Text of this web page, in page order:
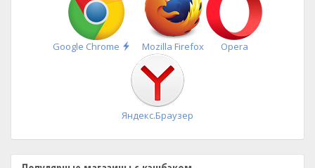
Google Chrome
Быстрая
установка
Mozilla Firefox Opera
Яндекс.Браузер